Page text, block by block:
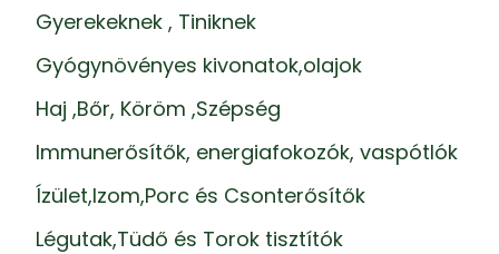
Gyerekeknek , Tiniknek
Gyógynövényes kivonatok,olajok
Haj ,Bőr, Köröm ,Szépség
Immunerősítők, energiafokozók, vaspótlók
Ízület,Izom,Porc és Csonterősítők
Légutak,Tüdő és Torok tisztítók